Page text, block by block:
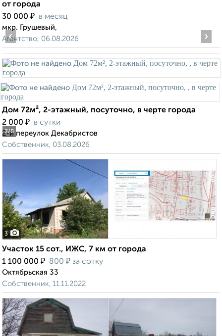
от города
30 000 ₽ в месяц
мкр. Грушевый,
Агентство, 06.08.2026
2/8
‹ ›
Дом 72м², 2-этажный, посуточно, в черте города
2 000 ₽ в сутки
2-й переулок Декабристов
Собственник, 03.08.2026
3
Участок 15 сот., ИЖС, 7 км от города
1 100 000 ₽ 800 ₽ за сотку
Октябрьская 33
Собственник, 11.11.2022